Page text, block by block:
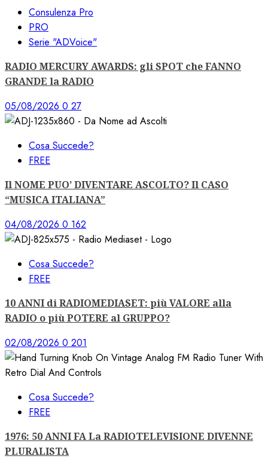
Consulenza Pro
PRO
Serie "ADVoice"
RADIO MERCURY AWARDS: gli SPOT che FANNO
GRANDE la RADIO
05/08/2026 0 27
Cosa Succede?
FREE
Il NOME PUO’ DIVENTARE ASCOLTO? Il CASO
“MUSICA ITALIANA”
04/08/2026 0 162
Cosa Succede?
FREE
10 ANNI di RADIOMEDIASET: più VALORE alla
RADIO o più POTERE al GRUPPO?
02/08/2026 0 201
Cosa Succede?
FREE
1976: 50 ANNI FA La RADIOTELEVISIONE DIVENNE
PLURALISTA